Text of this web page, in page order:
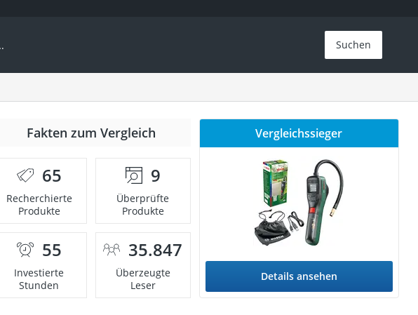
Suchen
Fakten zum Vergleich
65
Recherchierte
Produkte
9
Überprüfte
Produkte
55
Investierte
Stunden
35.847
Überzeugte
Leser
Vergleichssieger
Details ansehen